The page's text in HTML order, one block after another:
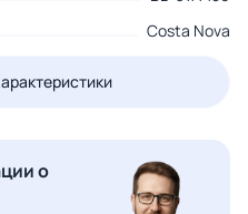
Costa Nova
о